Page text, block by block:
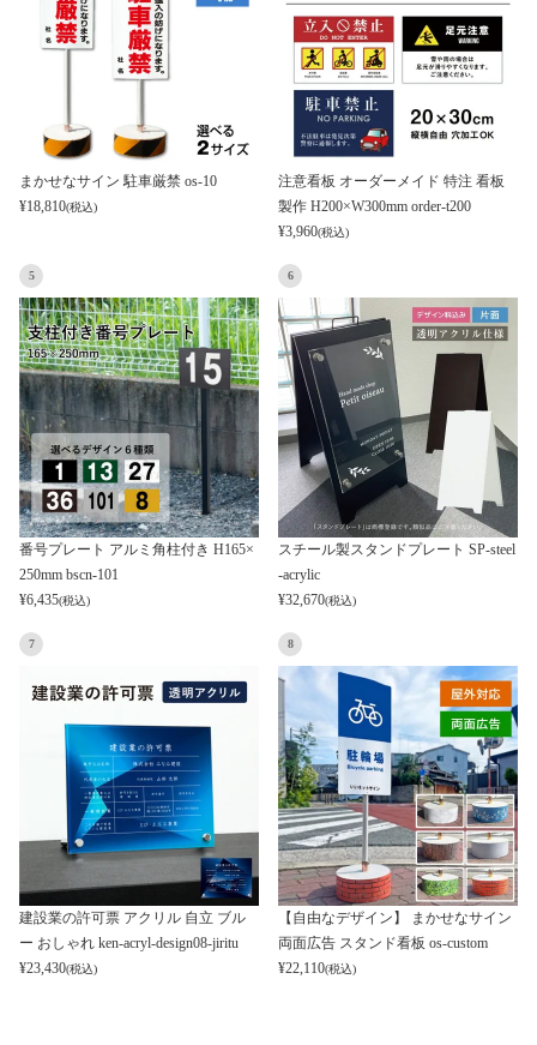
まかせなサイン 駐車厳禁 os-10
¥18,810(税込)
注意看板 オーダーメイド 特注 看板
製作 H200×W300mm order-t200
¥3,960(税込)
5
番号プレート アルミ角柱付き H165×
250mm bscn-101
¥6,435(税込)
6
スチール製スタンドプレート SP-steel
-acrylic
¥32,670(税込)
7
建設業の許可票 アクリル 自立 ブル
ー おしゃれ ken-acryl-design08-jiritu
¥23,430(税込)
8
【自由なデザイン】 まかせなサイン
両面広告 スタンド看板 os-custom
¥22,110(税込)